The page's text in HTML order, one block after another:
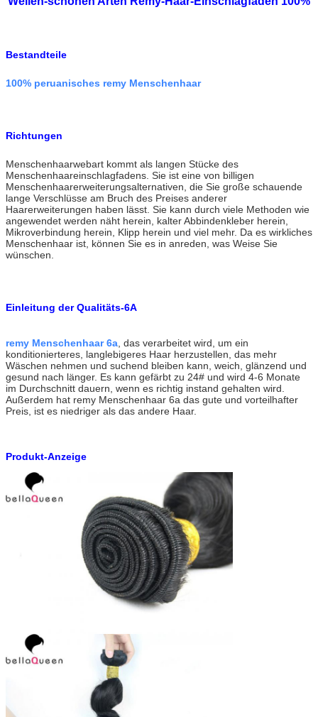
Bestandteile
100% peruanisches remy Menschenhaar
Richtungen
Menschenhaarwebart kommt als langen Stücke des
Menschenhaareinschlagfadens. Sie ist eine von billigen
Menschenhaarerweiterungsalternativen, die Sie große schauende
lange Verschlüsse am Bruch des Preises anderer
Haarerweiterungen haben lässt. Sie kann durch viele Methoden wie
angewendet werden näht herein, kalter Abbindenkleber herein,
Mikroverbindung herein, Klipp herein und viel mehr. Da es wirkliches
Menschenhaar ist, können Sie es in anreden, was Weise Sie
wünschen.
Einleitung der Qualitäts-6A
remy Menschenhaar 6a , das verarbeitet wird, um ein
konditionierteres, langlebigeres Haar herzustellen, das mehr
Wäschen nehmen und suchend bleiben kann, weich, glänzend und
gesund nach länger. Es kann gefärbt zu 24# und wird 4-6 Monate
im Durchschnitt dauern, wenn es richtig instand gehalten wird.
Außerdem hat remy Menschenhaar 6a das gute und vorteilhafter
Preis, ist es niedriger als das andere Haar.
Produkt-Anzeige